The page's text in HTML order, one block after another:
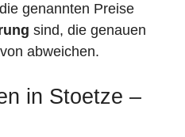
genannten Preise
sind, die genauen
abweichen.
in Stoetze –